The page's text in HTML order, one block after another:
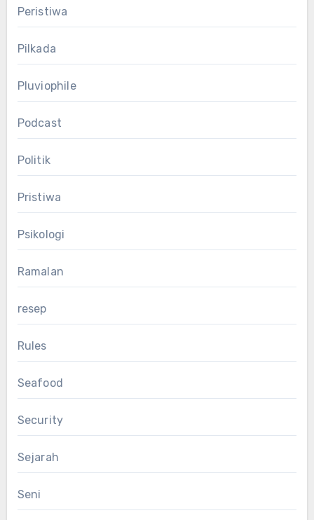
Peristiwa
Pilkada
Pluviophile
Podcast
Politik
Pristiwa
Psikologi
Ramalan
resep
Rules
Seafood
Security
Sejarah
Seni